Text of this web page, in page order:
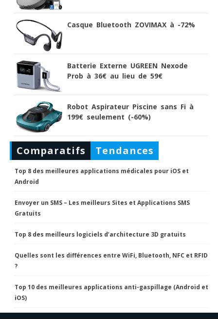
Casque Bluetooth ZOVIMAX à -72%
Batterie Externe UGREEN Nexode
Prob à 36€ au lieu de 59€
Robot Aspirateur Piscine sans Fi à
199€ seulement (-60%)
Comparatifs Tendances
Top 8 des meilleures applications médicales pour iOS et
Android
Envoyer un SMS – Les meilleurs Sites et Applications SMS
Gratuits
Top 8 des meilleurs logiciels d’architecture 3D gratuits
Quelles sont les différences entre WiFi, Bluetooth, NFC et RFID
?
Top 10 des meilleures applications anti-gaspillage (Android et
iOS)